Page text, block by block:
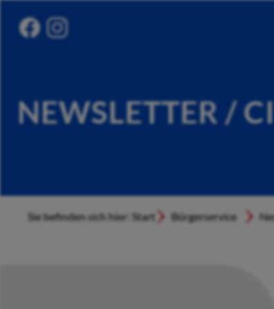
NEWSLETTER /
Sie befinden sich hier: Start Bürgerservice